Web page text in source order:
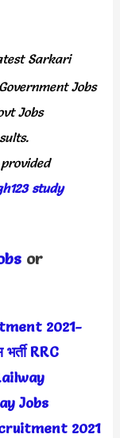
Sarkari
Jobs
Jobs
study
or
2021-
RRC
Jobs
2021